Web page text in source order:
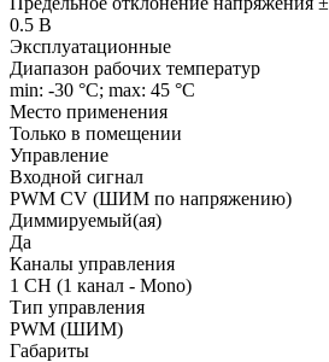
0.5 В
Эксплуатационные
Диапазон рабочих температур
min: -30 °C; max: 45 °C
Место применения
Только в помещении
Управление
Входной сигнал
PWM СV (ШИМ по напряжению)
Диммируемый(ая)
Да
Каналы управления
1 CH (1 канал - Mono)
Тип управления
PWM (ШИМ)
Габариты